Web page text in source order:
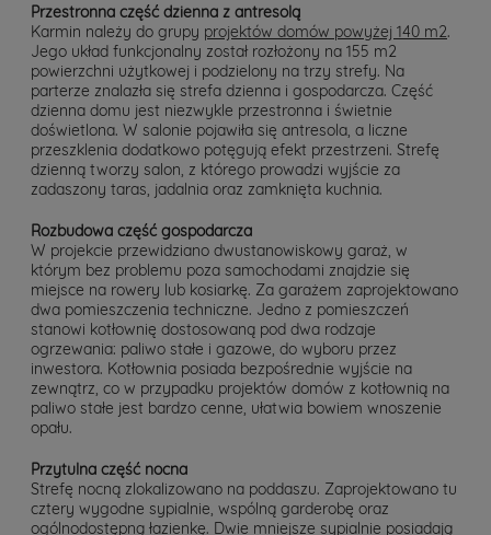
Przestronna część dzienna z antresolą
Karmin należy do grupy projektów domów powyżej 140 m2.
Jego układ funkcjonalny został rozłożony na 155 m2
powierzchni użytkowej i podzielony na trzy strefy. Na
parterze znalazła się strefa dzienna i gospodarcza. Część
dzienna domu jest niezwykle przestronna i świetnie
doświetlona. W salonie pojawiła się antresola, a liczne
przeszklenia dodatkowo potęgują efekt przestrzeni. Strefę
dzienną tworzy salon, z którego prowadzi wyjście za
zadaszony taras, jadalnia oraz zamknięta kuchnia.
Rozbudowa część gospodarcza
W projekcie przewidziano dwustanowiskowy garaż, w
którym bez problemu poza samochodami znajdzie się
miejsce na rowery lub kosiarkę. Za garażem zaprojektowano
dwa pomieszczenia techniczne. Jedno z pomieszczeń
stanowi kotłownię dostosowaną pod dwa rodzaje
ogrzewania: paliwo stałe i gazowe, do wyboru przez
inwestora. Kotłownia posiada bezpośrednie wyjście na
zewnątrz, co w przypadku projektów domów z kotłownią na
paliwo stałe jest bardzo cenne, ułatwia bowiem wnoszenie
opału.
Przytulna część nocna
Strefę nocną zlokalizowano na poddaszu. Zaprojektowano tu
cztery wygodne sypialnie, wspólną garderobę oraz
ogólnodostępną łazienkę. Dwie mniejsze sypialnie posiadają